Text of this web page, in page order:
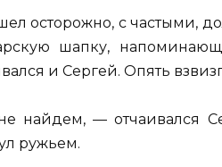
осторожно, с частыми,
шапку,
и Сергей. Опять
найдем, — отчаивался
ружьем.